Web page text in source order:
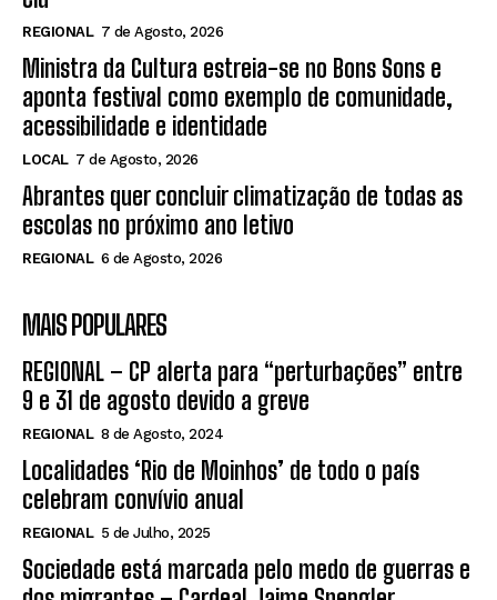
REGIONAL 7 de Agosto, 2026
Ministra da Cultura estreia-se no Bons Sons e
aponta festival como exemplo de comunidade,
acessibilidade e identidade
LOCAL 7 de Agosto, 2026
Abrantes quer concluir climatização de todas as
escolas no próximo ano letivo
REGIONAL 6 de Agosto, 2026
MAIS POPULARES
REGIONAL – CP alerta para “perturbações” entre
9 e 31 de agosto devido a greve
REGIONAL 8 de Agosto, 2024
Localidades ‘Rio de Moinhos’ de todo o país
celebram convívio anual
REGIONAL 5 de Julho, 2025
Sociedade está marcada pelo medo de guerras e